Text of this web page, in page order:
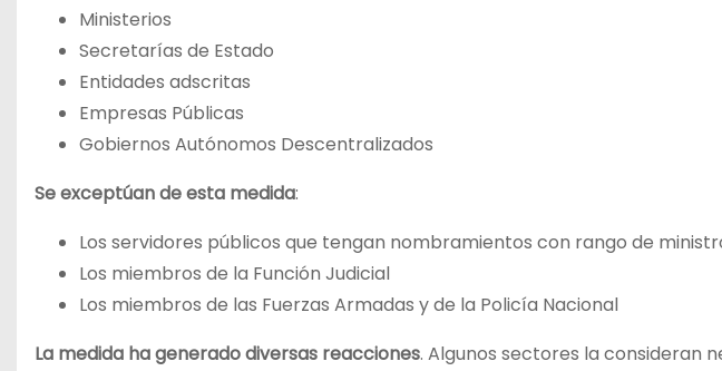
Ministerios
Secretarías de Estado
Entidades adscritas
Empresas Públicas
Gobiernos Autónomos Descentralizados
Se exceptúan de esta medida:
Los servidores públicos que tengan nombramientos con rango de
Los miembros de la Función Judicial
Los miembros de las Fuerzas Armadas y de la Policía Nacional
La medida ha generado diversas reacciones. Algunos sectores la consideran